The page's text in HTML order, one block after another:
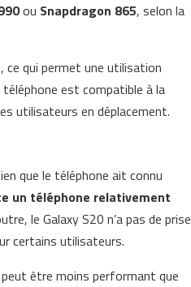
ou Snapdragon 865, selon la
, ce qui permet une utilisation
est compatible à la
utilisateurs en déplacement.
que le téléphone ait connu
un téléphone relativement
le Galaxy S20 n’a pas de prise
certains utilisateurs.
peut être moins performant que